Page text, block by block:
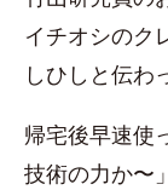
イチオシのク
しひしと伝わ
帰宅後早速使
技術の力か〜